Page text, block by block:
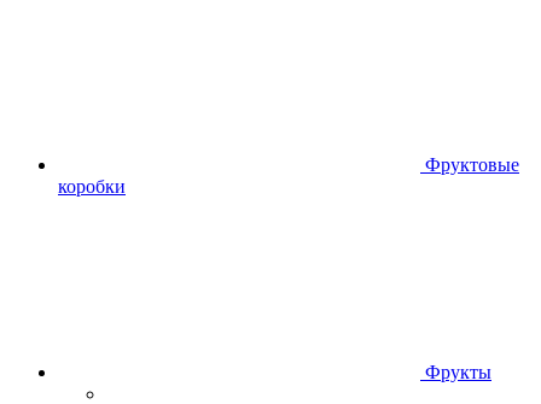
Фруктовые
коробки
Фрукты